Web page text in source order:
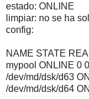
estado: ONLINE
limpiar: no se ha
config:
NAME STATE
mypool ONLINE 0
/dev/md/dsk/d63
/dev/md/dsk/d64